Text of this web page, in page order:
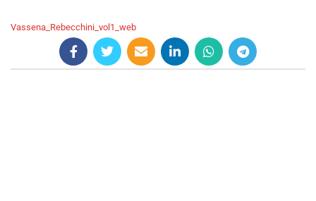
Vassena_Rebecchini_vol1_web